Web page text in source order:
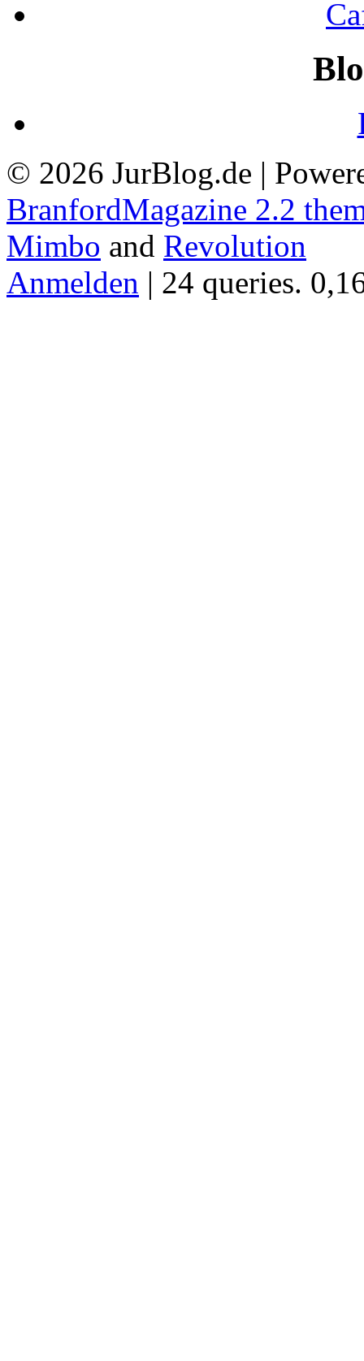
© 2026 JurBlog.de |
BranfordMagazine 2.2
Mimbo and Revolution
Anmelden | 24 queries.